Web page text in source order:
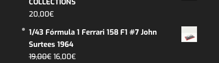
era:
26,99€.
20,00€
1/43 Fórmula 1 Ferrari 158 F1 #7 John
Surtees 1964
19,00€ El
16,00€El